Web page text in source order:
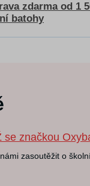
zdarma od 1
batohy
se značkou
zasoutěžit o